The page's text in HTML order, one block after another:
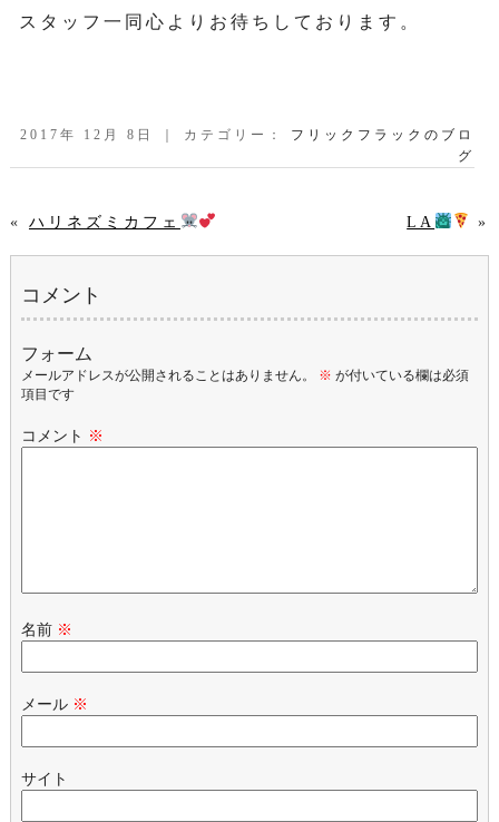
スタッフ一同心よりお待ちしております。
2017年 12月 8日 ｜ カテゴリー： フリックフラックのブロ
グ
« ハリネズミカフェ LA »
コメント
フォーム
メールアドレスが公開されることはありません。 ※ が付いている欄は必須
項目です
コメント ※
名前 ※
メール ※
サイト